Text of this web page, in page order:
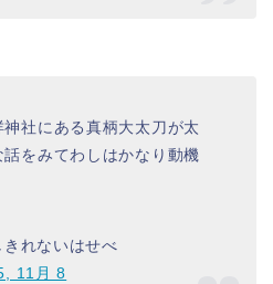
社にある真柄大太刀が太
をみてわしはかなり動機
れないはせべ
11月 8